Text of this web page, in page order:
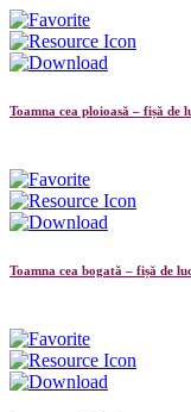
Toamna cea ploioasă – fișă de
Toamna cea bogată – fișă de